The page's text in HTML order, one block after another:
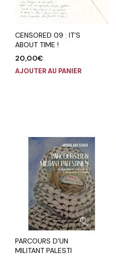
CENSORED 09 : IT’S
ABOUT TIME !
20,00€
AJOUTER AU PANIER
PARCOURS D’UN
MILITANT PALESTI